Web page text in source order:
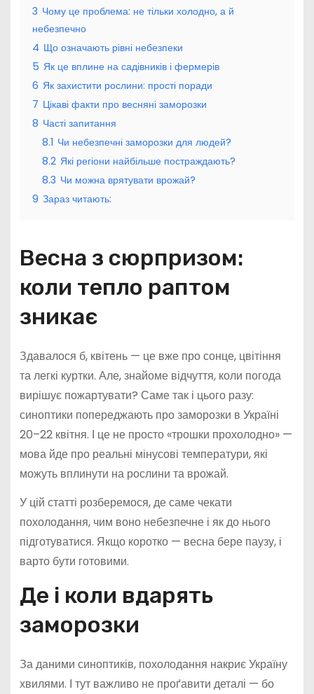
3 Чому це проблема: не тільки холодно, а й
небезпечно
4 Що означають рівні небезпеки
5 Як це вплине на садівників і фермерів
6 Як захистити рослини: прості поради
7 Цікаві факти про весняні заморозки
8 Часті запитання
8.1 Чи небезпечні заморозки для людей?
8.2 Які регіони найбільше постраждають?
8.3 Чи можна врятувати врожай?
9 Зараз читають:
Весна з сюрпризом:
коли тепло раптом
зникає
Здавалося б, квітень — це вже про сонце, цвітіння
та легкі куртки. Але, знайоме відчуття, коли погода
вирішує пожартувати? Саме так і цього разу:
синоптики попереджають про заморозки в Україні
20–22 квітня. І це не просто «трошки прохолодно» —
мова йде про реальні мінусові температури, які
можуть вплинути на рослини та врожай.
У цій статті розберемося, де саме чекати
похолодання, чим воно небезпечне і як до нього
підготуватися. Якщо коротко — весна бере паузу, і
варто бути готовими.
Де і коли вдарять
заморозки
За даними синоптиків, похолодання накриє Україну
хвилями. І тут важливо не проґавити деталі — бо